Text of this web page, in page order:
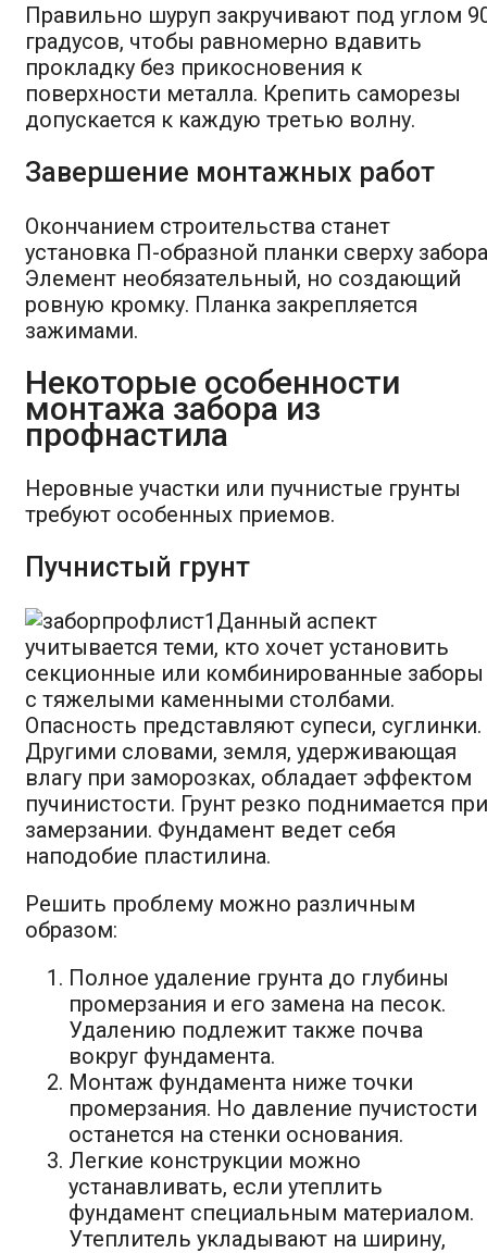
Правильно шуруп закручивают под углом
градусов, чтобы равномерно вдавить
прокладку без прикосновения к
поверхности металла. Крепить саморезы
допускается к каждую третью волну.
Завершение монтажных работ
Окончанием строительства станет
установка П-образной планки сверху
Элемент необязательный, но создающий
ровную кромку. Планка закрепляется
зажимами.
Некоторые особенности
монтажа забора из
профнастила
Неровные участки или пучнистые грунты
требуют особенных приемов.
Пучнистый грунт
Данный аспект
учитывается теми, кто хочет установить
секционные или комбинированные заборы
с тяжелыми каменными столбами.
Опасность представляют супеси, суглинки.
Другими словами, земля, удерживающая
влагу при заморозках, обладает эффектом
пучинистости. Грунт резко поднимается при
замерзании. Фундамент ведет себя
наподобие пластилина.
Решить проблему можно различным
образом:
Полное удаление грунта до глубины
промерзания и его замена на песок.
Удалению подлежит также почва
вокруг фундамента.
Монтаж фундамента ниже точки
промерзания. Но давление пучистости
останется на стенки основания.
Легкие конструкции можно
устанавливать, если утеплить
фундамент специальным материалом.
Утеплитель укладывают на ширину,